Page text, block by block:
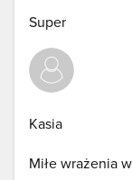
Super
Kasia
Miłe wrażenia